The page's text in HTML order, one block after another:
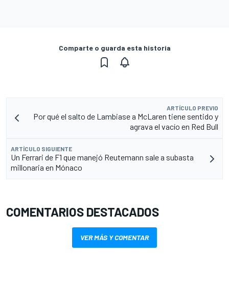
Comparte o guarda esta historia
ARTÍCULO PREVIO
Por qué el salto de Lambiase a McLaren tiene sentido y
agrava el vacío en Red Bull
ARTÍCULO SIGUIENTE
Un Ferrari de F1 que manejó Reutemann sale a subasta
millonaria en Mónaco
COMENTARIOS DESTACADOS
VER MÁS Y COMENTAR